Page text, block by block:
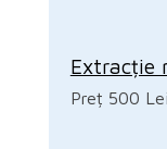
Extracție
Preț 500 Lei